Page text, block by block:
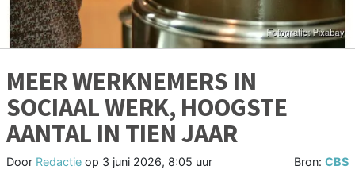
MEER WERKNEMERS IN
SOCIAAL WERK, HOOGSTE
AANTAL IN TIEN JAAR
Door Redactie op 3 juni 2026, 8:05 uur Bron: CBS